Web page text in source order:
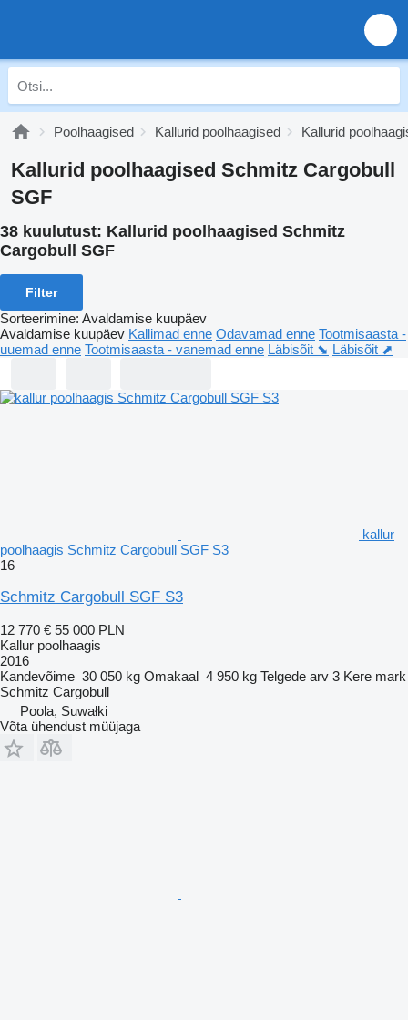
Poolhaagised Kallurid poolhaagised Kallurid
Kallurid poolhaagised Schmitz Cargobull
SGF
38 kuulutust: Kallurid poolhaagised Schmitz
Cargobull SGF
Filter
Sorteerimine: Avaldamise kuupäev
Avaldamise kuupäev Kallimad enne Odavamad enne Tootmisaasta -
uuemad enne Tootmisaasta - vanemad enne Läbisõit ⬊ Läbisõit ⬈
kallur
poolhaagis Schmitz Cargobull SGF S3
16
Schmitz Cargobull SGF S3
12 770 € 55 000 PLN
Kallur poolhaagis
2016
Kandevõime 30 050 kg Omakaal 4 950 kg Telgede arv 3 Kere mark
Schmitz Cargobull
Poola, Suwałki
Võta ühendust müüjaga